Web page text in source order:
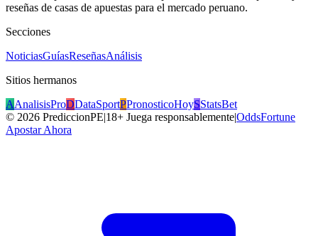
reseñas de casas de apuestas para el mercado peruano.
Secciones
NoticiasGuíasReseñasAnálisis
Sitios hermanos
AAnalisisProDDataSportPPronosticoHoySStatsBet
© 2026 PrediccionPE|18+ Juega responsablemente|OddsFortune
Apostar Ahora